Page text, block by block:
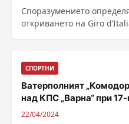
Споразумението
откриването на Giro
СПОРТНИ
Ватерполният
над КПС „Варна“ при
22/04/2024